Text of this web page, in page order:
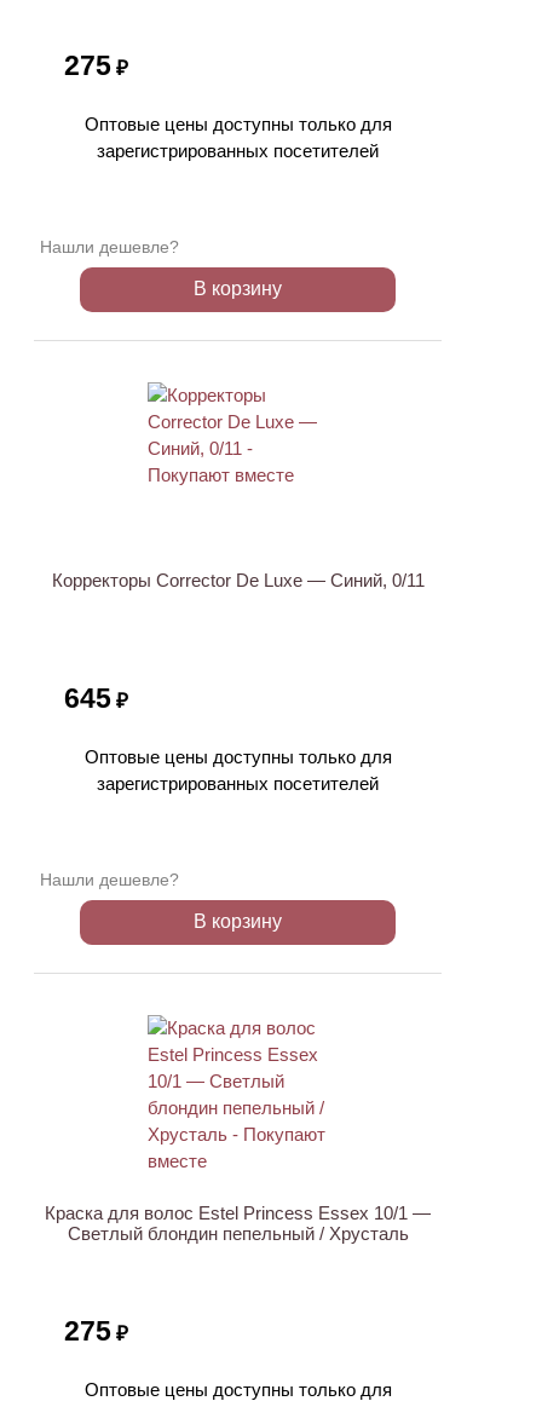
275 ₽
Оптовые цены доступны только для
зарегистрированных посетителей
Нашли дешевле?
В корзину
Корректоры Corrector De Luxe — Синий, 0/11
645 ₽
Оптовые цены доступны только для
зарегистрированных посетителей
Нашли дешевле?
В корзину
Краска для волос Estel Princess Essex 10/1 —
Светлый блондин пепельный / Хрусталь
275 ₽
Оптовые цены доступны только для